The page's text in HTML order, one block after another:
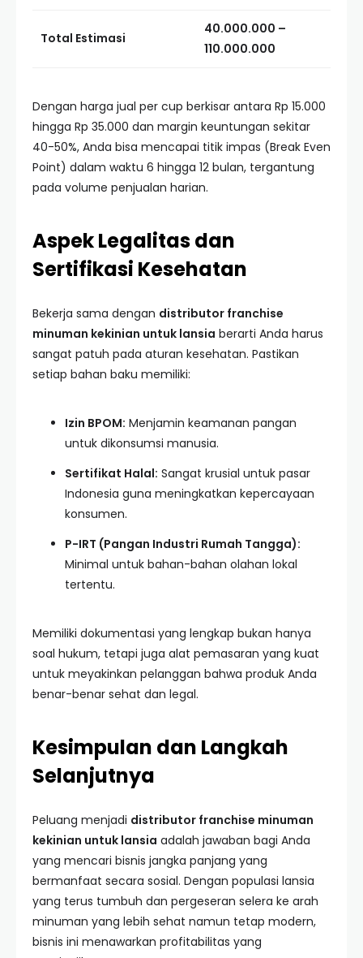
Total Estimasi
40.000.000 –
110.000.000
Dengan harga jual per cup berkisar antara Rp 15.000
hingga Rp 35.000 dan margin keuntungan sekitar
40-50%, Anda bisa mencapai titik impas (Break Even
Point) dalam waktu 6 hingga 12 bulan, tergantung
pada volume penjualan harian.
Aspek Legalitas dan
Sertifikasi Kesehatan
Bekerja sama dengan distributor franchise
minuman kekinian untuk lansia berarti Anda harus
sangat patuh pada aturan kesehatan. Pastikan
setiap bahan baku memiliki:
Izin BPOM: Menjamin keamanan pangan
untuk dikonsumsi manusia.
Sertifikat Halal: Sangat krusial untuk pasar
Indonesia guna meningkatkan kepercayaan
konsumen.
P-IRT (Pangan Industri Rumah Tangga):
Minimal untuk bahan-bahan olahan lokal
tertentu.
Memiliki dokumentasi yang lengkap bukan hanya
soal hukum, tetapi juga alat pemasaran yang kuat
untuk meyakinkan pelanggan bahwa produk Anda
benar-benar sehat dan legal.
Kesimpulan dan Langkah
Selanjutnya
Peluang menjadi distributor franchise minuman
kekinian untuk lansia adalah jawaban bagi Anda
yang mencari bisnis jangka panjang yang
bermanfaat secara sosial. Dengan populasi lansia
yang terus tumbuh dan pergeseran selera ke arah
minuman yang lebih sehat namun tetap modern,
bisnis ini menawarkan profitabilitas yang